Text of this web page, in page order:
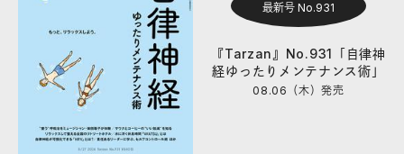
最新号 No.931
『Tarzan』No.931「自律神
経ゆったりメンテナンス術」
08.06（木）発売